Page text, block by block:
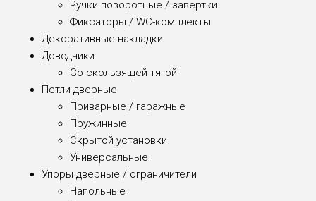
Ручки поворотные / завертки
Фиксаторы / WC-комплекты
Декоративные накладки
Доводчики
Со скользящей тягой
Петли дверные
Приварные / гаражные
Пружинные
Скрытой установки
Универсальные
Упоры дверные / ограничители
Напольные